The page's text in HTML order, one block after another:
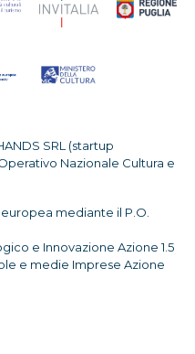
SRL (startup
Nazionale Cultura e
mediante il P.O.
e Innovazione Azione 1.5
e medie Imprese Azione